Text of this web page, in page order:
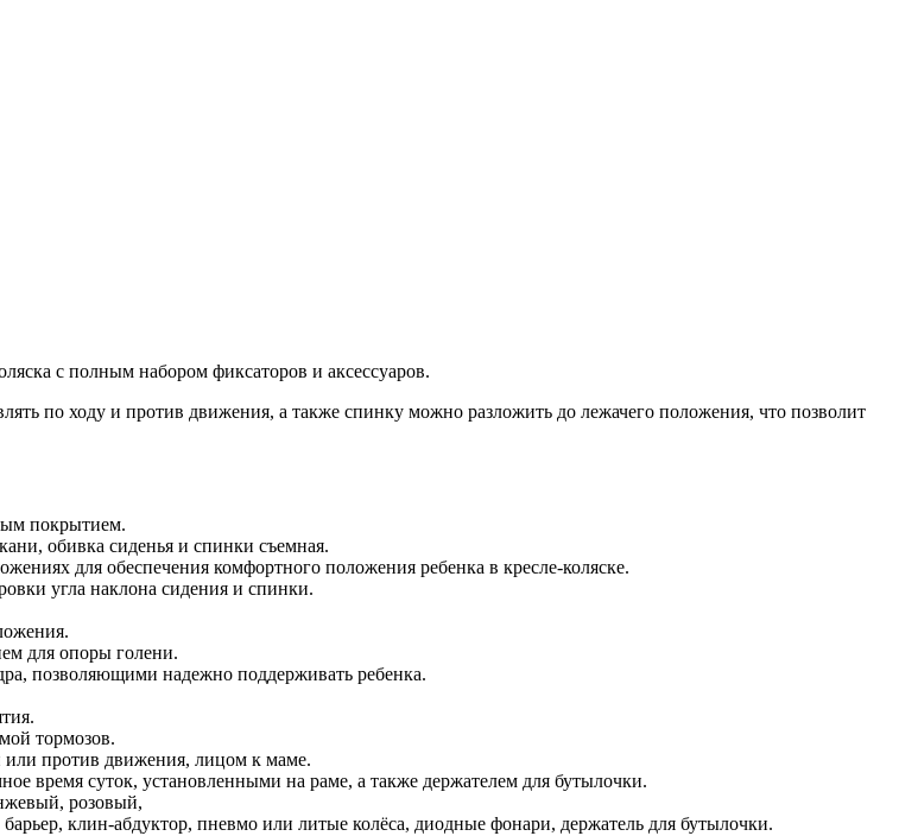
с полным набором фиксаторов и аксессуаров.
по ходу и против движения, а также спинку можно разложить до лежачего положения, что позволит
покрытием.
обивка сиденья и спинки съемная.
для обеспечения комфортного положения ребенка в кресле-коляске.
угла наклона сидения и спинки.
для опоры голени.
позволяющими надежно поддерживать ребенка.
тормозов.
против движения, лицом к маме.
время суток, установленными на раме, а также держателем для бутылочки.
розовый,
клин-абдуктор, пневмо или литые колёса, диодные фонари, держатель для бутылочки.